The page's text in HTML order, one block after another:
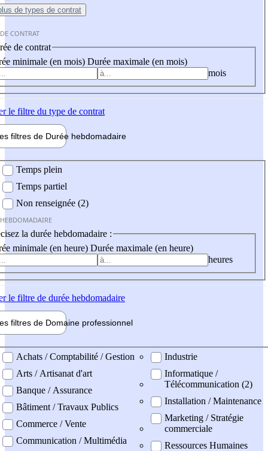
de types de contrat
CONTRAT
de contrat
minimale (en mois) Durée maximale (en mois)
mois
le filtre du type de contrat
filtres de Durée hebdomadaire
Temps plein
Temps partiel
Non renseignée (2)
la durée hebdomadaire :
minimale (en heure) Durée maximale (en heure)
heures
le filtre de durée hebdomadaire
filtres de Domaine professionnel
professionel
Achats / Comptabilité / Gestion
Arts / Artisanat d'art
Banque / Assurance
Bâtiment / Travaux Publics
Commerce / Vente
Communication / Multimédia
Industrie
Informatique /
Télécommunication (2)
Installation / Maintenance
Marketing / Stratégie
commerciale
Ressources Humaines